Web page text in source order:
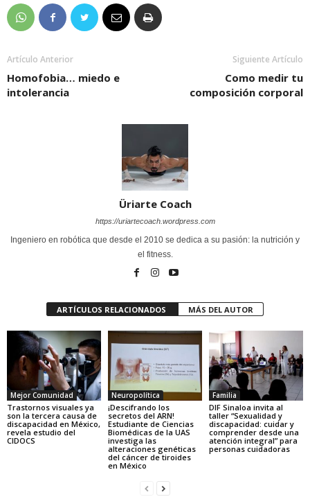
Artículo Anterior
Homofobia… miedo e
intolerancia
Siguiente Artículo
Como medir tu
composición corporal
Üriarte Coach
https://uriartecoach.wordpress.com
Ingeniero en robótica que desde el 2010 se dedica a su pasión: la nutrición y
el fitness.
ARTÍCULOS RELACIONADOS MÁS DEL AUTOR
Mejor Comunidad
Trastornos visuales ya
son la tercera causa de
discapacidad en México,
revela estudio del
CIDOCS
Neuropolítica
¡Descifrando los
secretos del ARN!
Estudiante de Ciencias
Biomédicas de la UAS
investiga las
alteraciones genéticas
del cáncer de tiroides
en México
Familia
DIF Sinaloa invita al
taller “Sexualidad y
discapacidad: cuidar y
comprender desde una
atención integral” para
personas cuidadoras